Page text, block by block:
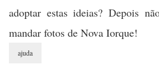
adoptar estas ideias? Depois
mandar fotos de Nova Iorque!
ajuda